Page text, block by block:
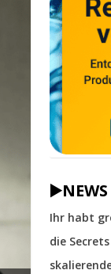
Ihr habt
die